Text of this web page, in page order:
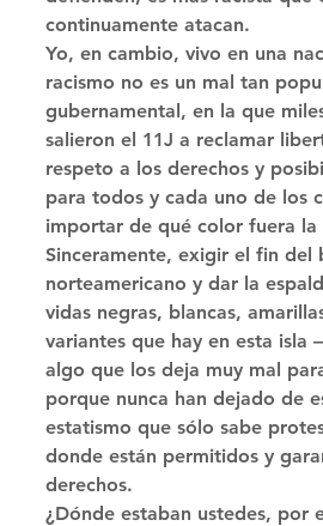
continuamente atacan.
Yo, en cambio, vivo en una
racismo no es un mal tan
gubernamental, en la que
salieron el 11J a reclamar
respeto a los derechos y
para todos y cada uno de los
importar de qué color fuera
Sinceramente, exigir el fin del
norteamericano y dar la
vidas negras, blancas,
variantes que hay en esta
algo que los deja muy mal
porque nunca han dejado de
estatismo que sólo sabe
donde están permitidos y
derechos.
¿Dónde estaban ustedes, por